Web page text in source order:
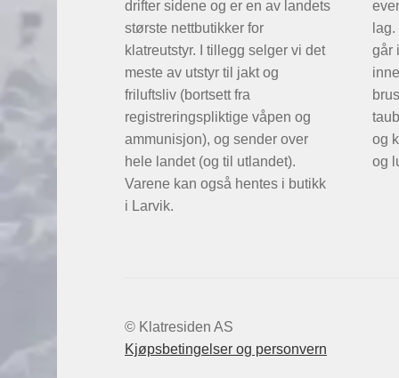
drifter sidene og er en av landets
største nettbutikker for
klatreutstyr. I tillegg selger vi det
meste av utstyr til jakt og
friluftsliv (bortsett fra
registreringspliktige våpen og
ammunisjon), og sender over
hele landet (og til utlandet).
Varene kan også hentes i butikk
i Larvik.
går
og
og
© Klatresiden AS
Kjøpsbetingelser og personvern